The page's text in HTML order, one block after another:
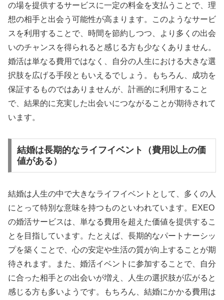
の場を提供するサービスに一定の料金を支払うことで、理
想の相手と出会う可能性が高まります。このようなサービ
スを利用することで、時間を節約しつつ、より多くの出会
いのチャンスを得られると感じる方も少なくありません。
婚活は単なる費用ではなく、自分の人生における大きな選
択肢を広げる手段ともいえるでしょう。もちろん、成功を
保証するものではありませんが、計画的に利用すること
で、結果的に充実した出会いにつながることが期待されて
います。
結婚は長期的なライフイベント（費用以上の価
値がある）
結婚は人生の中で大きなライフイベントとして、多くの人
にとって特別な意味を持つものといわれています。EXEO
の婚活サービスは、単なる費用を超えた価値を提供するこ
とを目指しています。たとえば、長期的なパートナーシッ
プを築くことで、心の安定や生活の質が向上することが期
待されます。また、婚活イベントに参加することで、自分
に合った相手との出会いが増え、人生の選択肢が広がると
感じる方も多いようです。もちろん、結婚にかかる費用は